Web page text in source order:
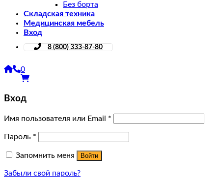
Без борта
Складская техника
Медицинская мебель
Вход
8 (800) 333-87-80
0
Вход
Имя пользователя или Email *
Пароль *
Запомнить меня Войти
Забыли свой пароль?